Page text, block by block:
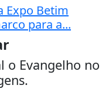
Expo Betim
para a...
o Evangelho no